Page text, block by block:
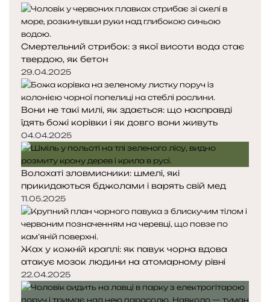
Смертельний стрибок: з якої висоти вода стає
твердою, як бетон
29.04.2025
Вони не такі милі, як здається: що насправді
їдять божі корівки і як довго вони живуть
04.04.2025
Волохаті зловмисники: шмелі, які
прикидаються бджолами і варять свій мед
11.05.2025
Жах у кожній краплі: як павук чорна вдова
атакує мозок людини на атомарному рівні
22.04.2025